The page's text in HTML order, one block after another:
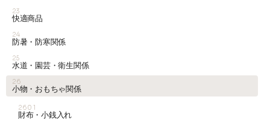
23
快適商品
24
防暑・防寒関係
25
水道・園芸・衛生関係
26
小物・おもちゃ関係
2601
財布・小銭入れ